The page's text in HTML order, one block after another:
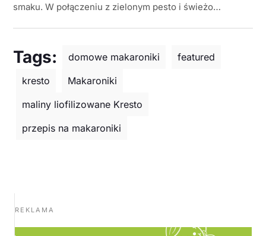
smaku. W połączeniu z zielonym pesto i świeżo…
Tags: domowe makaroniki
featured
kresto
Makaroniki
maliny liofilizowane Kresto
przepis na makaroniki
REKLAMA